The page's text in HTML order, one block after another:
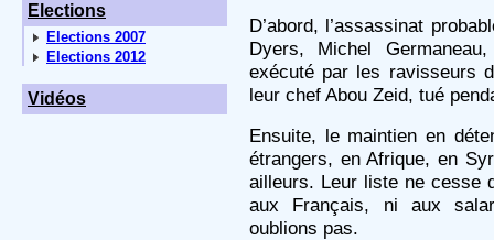
Elections
Elections 2007
Elections 2012
Vidéos
D’abord, l’assassinat
Dyers, Michel
exécuté par les ravisseurs
leur chef Abou Zeid, tué
Ensuite, le maintien en
étrangers, en Afrique, en
ailleurs. Leur liste ne cesse
aux Français, ni aux
oublions pas.